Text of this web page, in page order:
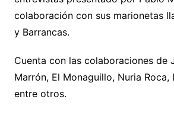
colaboración con sus marionetas
y Barrancas.
Cuenta con las colaboraciones de
Marrón, El Monaguillo, Nuria Roca,
entre otros.